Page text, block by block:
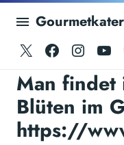
Twitter
Man findet
Blüten im
https://